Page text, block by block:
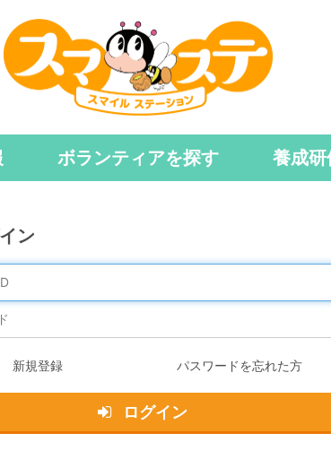
ボランティアを探す 養成研
ン
新規登録 パスワードを忘れた方
ログイン